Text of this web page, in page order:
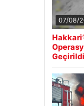
07/08/
Geçirildi